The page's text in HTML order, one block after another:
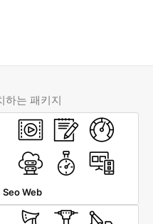
하는 패키지
Seo Web